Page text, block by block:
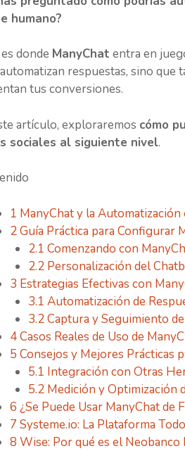
humano?
donde ManyChat entra en
respuestas, sino que
tus conversiones.
artículo, exploraremos cómo
sociales al siguiente nivel.
1 ManyChat y la Automatización
2Guía Práctica para Configurar
2.1 Comenzando con
2.2Personalización del
3 Estrategias Efectivas con
3.1 Automatización de
3.2Captura y Seguimiento de
4Casos Reales de Uso de
5 Consejos y Mejores Prácticas
5.1 Integración con Otras
5.2Medición y Optimización
6 ¿Se Puede Usar ManyChat de
7 Systeme.io: La Plataforma
8 Wise: Por qué es el